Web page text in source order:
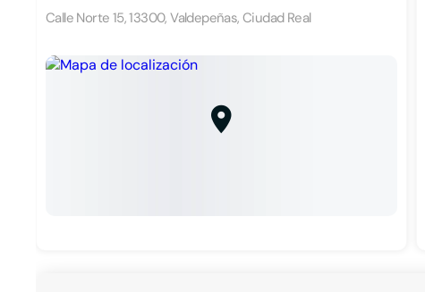
Calle Norte 15, 13300, Valdepeñas, Ciudad Real